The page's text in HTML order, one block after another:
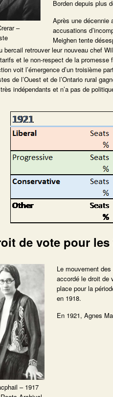
–
Borden depuis plus
Après une décennie
accusations
Meighen tente
bercail retrouver leur nouveau chef
et le non-respect de la promesse
voit l’émergence d’un troisième
de l’Ouest et de l’Ontario rural
indépendants et n’a pas de
de vote pour les
– 1917
Le mouvement
accordé le droit de
place pour la
en 1918.
En 1921, Agnes